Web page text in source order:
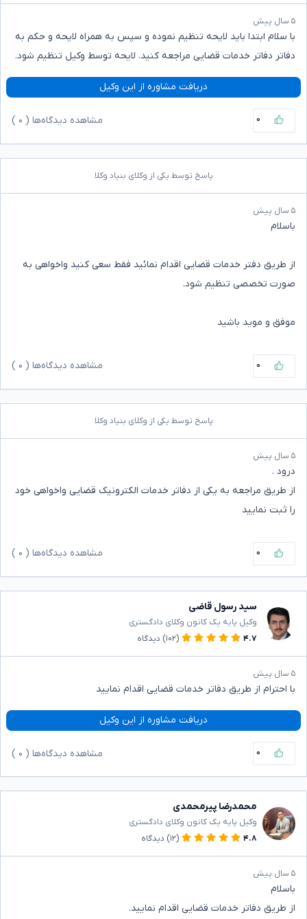
۵ سال پیش
با سلام ابتدا باید لایحه تنظیم نموده و سپس به همراه لایحه و حکم به
دفاتر دفاتر خدمات قضایی مراجعه کنید. لایحه توسط وکیل تنظیم شود.
دریافت مشاوره از این وکیل
۰ مشاهده دیدگاه‌ها ( ۰
پاسخ توسط یکی از وکلای بنیاد وکلا
۵ سال پیش
باسلام
از طریق دفتر خدمات قضایی اقدام نمائید فقط سعی کنید واخواهی به
صورت تخصصی تنظیم شود.
موفق و موید باشید
۰ مشاهده دیدگاه‌ها ( ۰
پاسخ توسط یکی از وکلای بنیاد وکلا
۵ سال پیش
درود .
از طریق مراجعه به یکی از دفاتر خدمات الکترونیک قضایی واخواهی خود
را ثبت نمایید
۰ مشاهده دیدگاه‌ها ( ۰
سید رسول قاضی
وکیل پایه یک کانون وکلای دادگستری
۴.۷
(۱۰۲) دیدگاه
۵ سال پیش
با احترام از طریق دفاتر خدمات قضایی اقدام نمایید
دریافت مشاوره از این وکیل
۰ مشاهده دیدگاه‌ها ( ۰
محمدرضا پیرمحمدی
وکیل پایه یک کانون وکلای دادگستری
۴.۸
(۱۲) دیدگاه
۵ سال پیش
باسلام
از طریق دفاتر خدمات قضایی اقدام نمایید.